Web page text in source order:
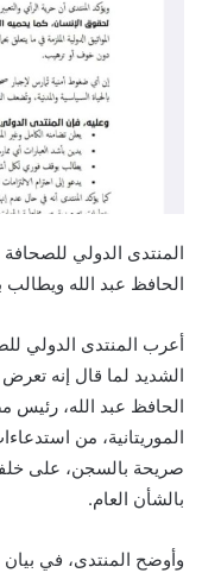
المنتدى الدولي
الحافظ عبد الله
أعرب المنتدى الدولي
الشديد لما قال إنه
الحافظ عبد الله، رئيس
الموريتانية، من
صريحة بالسجن، على
بالشأن العام.
وأوضح المنتدى، في بيان